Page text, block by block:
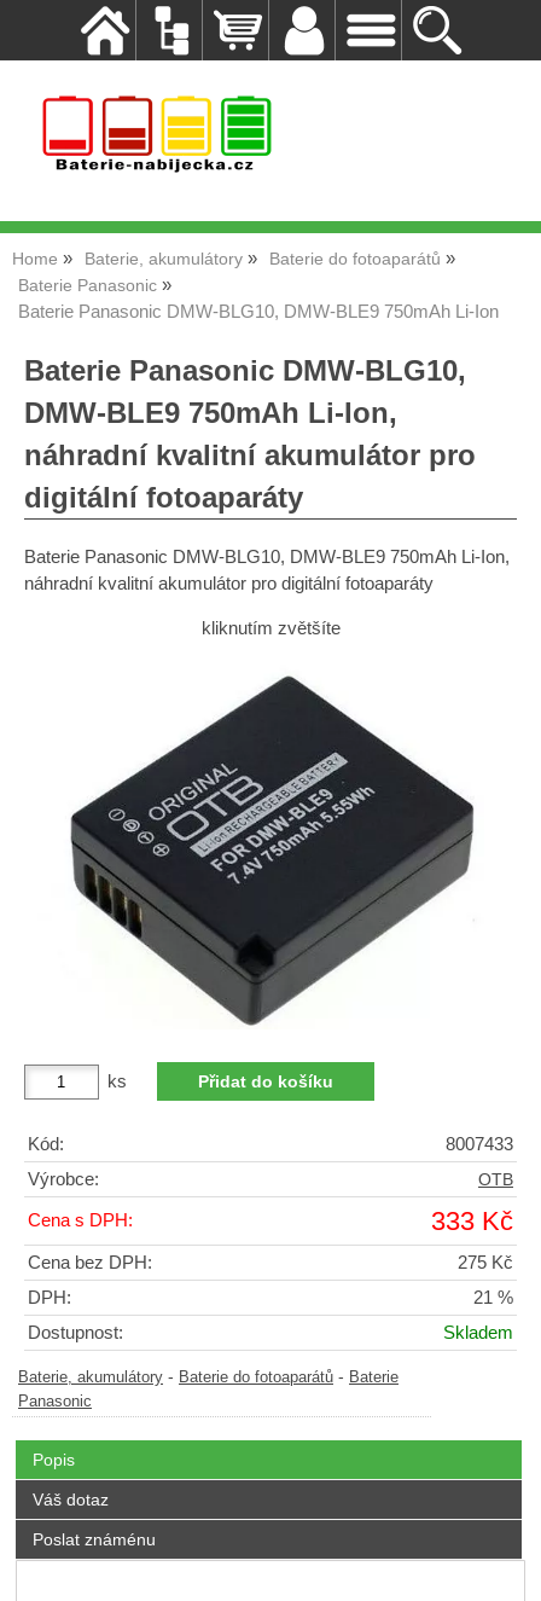
Home Baterie, akumulátory
Baterie do fotoaparátů
Baterie Panasonic
Baterie Panasonic DMW-BLG10, DMW-BLE9 750mAh Li-Ion
Baterie Panasonic DMW-BLG10,
DMW-BLE9 750mAh Li-Ion,
náhradní kvalitní akumulátor pro
digitální fotoaparáty
Baterie Panasonic DMW-BLG10, DMW-BLE9 750mAh Li-Ion,
náhradní kvalitní akumulátor pro digitální fotoaparáty
kliknutím zvětšíte
ks
Kód:
8007433
Výrobce:
OTB
Cena s DPH: 333 Kč
Cena bez DPH:
275 Kč
DPH:
21 %
Dostupnost:
Skladem
Baterie, akumulátory - Baterie do fotoaparátů - Baterie
Panasonic
Popis
Váš dotaz
Poslat známénu